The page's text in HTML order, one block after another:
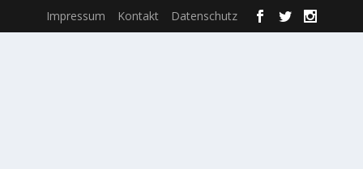
Impressum Kontakt Datenschutz